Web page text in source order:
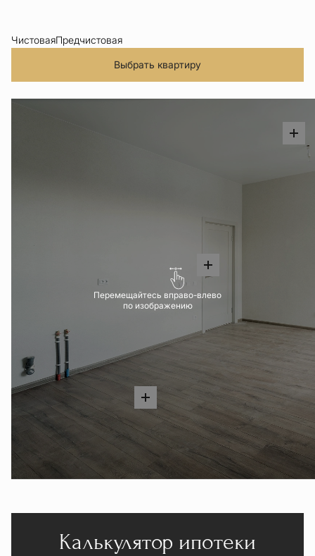
ЧистоваяПредчистовая
Выбрать квартиру
Перемещайтесь вправо-влево
по изображению
Калькулятор ипотеки